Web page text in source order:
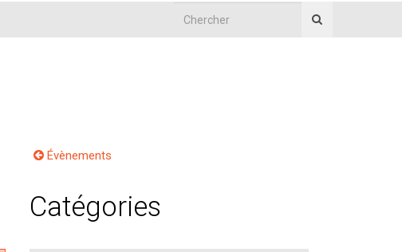
Évènements
Catégories